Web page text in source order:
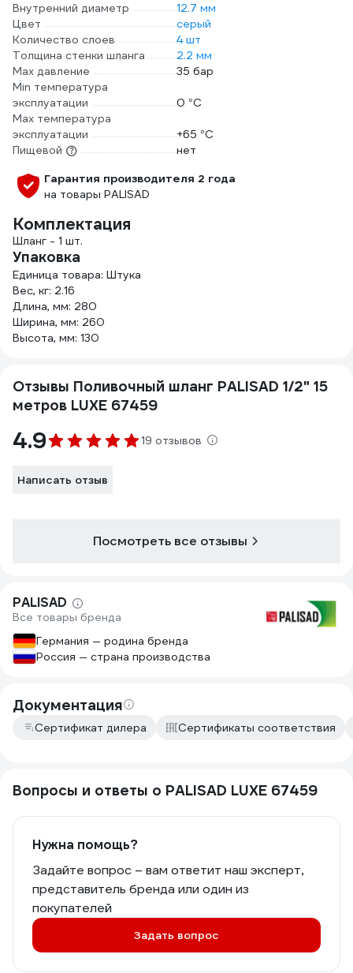
Внутренний диаметр
12.7 мм
Цвет
серый
Количество слоев
4 шт
Толщина стенки шланга
2.2 мм
Max давление
35 бар
Min температура
эксплуатации
0 °С
Мах температура
эксплуатации
+65 °С
Пищевой
нет
Гарантия производителя 2 года
на товары PALISAD
Комплектация
Шланг - 1 шт.
Упаковка
Единица товара: Штука
Вес, кг: 2.16
Длина, мм: 280
Ширина, мм: 260
Высота, мм: 130
Отзывы Поливочный шланг PALISAD 1/2" 15
метров LUXE 67459
4.9 19 отзывов
Написать отзыв
Посмотреть все отзывы
PALISAD
Все товары бренда
Германия — родина бренда
Россия — страна производства
Документация
Сертификат дилера Сертификаты соответствия
Вопросы и ответы о PALISAD LUXE 67459
Нужна помощь?
Задайте вопрос – вам ответит наш эксперт,
представитель бренда или один из
покупателей
Задать вопрос